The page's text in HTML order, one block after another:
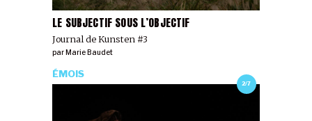
LE SUBJECTIF SOUS L’OBJECTIF
Journal de Kunsten #3
parMarie Baudet
2/7
ÉMOIS